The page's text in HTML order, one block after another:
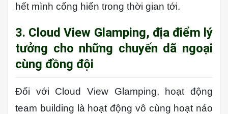
hết mình cống hiến trong thời gian tới.
3. Cloud View Glamping, địa điểm lý
tưởng cho những chuyến dã ngoại
cùng đồng đội
Đối với Cloud View Glamping, hoạt động
team building là hoạt động vô cùng hoạt náo